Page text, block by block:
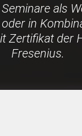
als
in
Zertifikat der
Fresenius.